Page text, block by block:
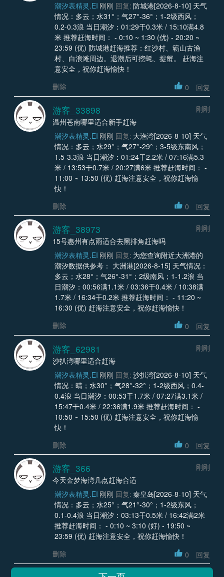
潮汐表精灵.EI 刚刚 回复: 防城港[2026-8-10] 天气
情况：多云；水31°；气27°-36°；1-2级西风；
0.2-0.3浪 当日潮汐：01:29干0.3米 / 15:10满4.8
米 推荐赶海时间： - 0:10 ~ 1:30 (优) - 20:20 ~
23:59 (优) 防城港赶海推荐：红沙村、簕山古渔
村、白浪滩周边。退潮后可挖蚝、捉蟹。 赶海注
意安全，祝你赶海愉快！
删除
0 回复
游客_33898
刚刚
温州苍南哪里适合新手赶海
潮汐表精灵.EI 刚刚 回复: 大渔湾[2026-8-10] 天气
情况：多云；水29°；气27°-29°；3-5级东南风；
1.5-3.3浪 当日潮汐：01:24干2.2米 / 07:16满5.3
米 / 13:53干0.7米 / 20:27满6米 推荐赶海时间： -
11:00 ~ 13:50 (优) 赶海注意安全，祝你赶海愉
快！
删除
0 回复
游客_38973
刚刚
15号惠州有点雨适合去黑排角赶海吗
潮汐表精灵.EI 刚刚 回复: 为您查询附近大洲港的
潮汐数据供参考： 大洲港[2026-8-15] 天气情况：
多云；水28°；气26°-31°；2级南风；1-1.2浪 当
日潮汐：00:56满1.1米 / 03:36干0.4米 / 10:38满
1.7米 / 16:34干0.2米 推荐赶海时间： - 11:20 ~
16:30 (优) 赶海注意安全，祝你赶海愉快！
删除
0 回复
游客_62981
刚刚
沙扒湾哪里适合赶海
潮汐表精灵.EI 刚刚 回复: 沙扒湾[2026-8-10] 天气
情况：晴；水30°；气28°-32°；1-2级西风；0.4-
0.4浪 当日潮汐：00:53干1.7米 / 07:27满3.1米 /
15:47干0.4米 / 22:36满1.9米 推荐赶海时间： -
10:50 ~ 15:50 (优) 赶海注意安全，祝你赶海愉
快！
删除
0 回复
游客_366
刚刚
今天金梦海湾几点赶海合适
潮汐表精灵.EI 刚刚 回复: 秦皇岛[2026-8-10] 天气
情况：多云；水25°；气21°-30°；1-2级东风；
0.1-0.4浪 当日潮汐：03:13干0.5米 / 16:42满2米
推荐赶海时间： - 0:10 ~ 3:10 (好) - 19:50 ~
23:59 (优) 赶海注意安全，祝你赶海愉快！
删除
0 回复